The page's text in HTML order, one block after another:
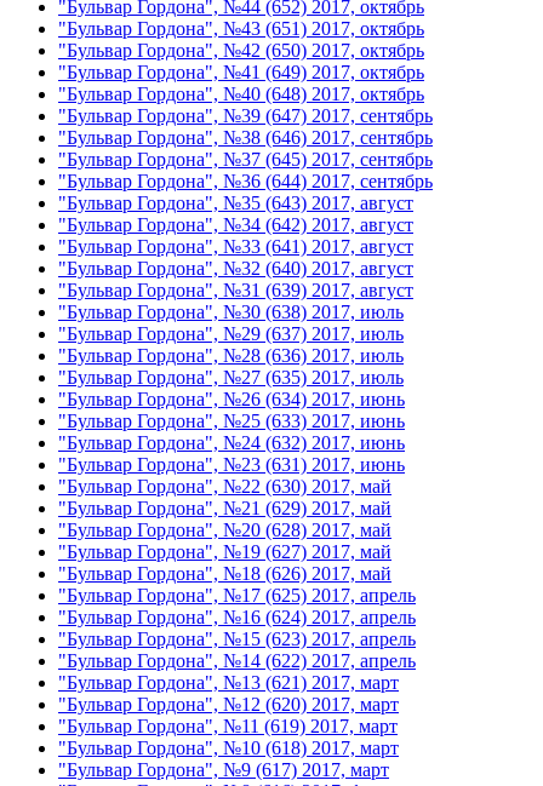
"Бульвар Гордона", №44 (652) 2017, октябрь
"Бульвар Гордона", №43 (651) 2017, октябрь
"Бульвар Гордона", №42 (650) 2017, октябрь
"Бульвар Гордона", №41 (649) 2017, октябрь
"Бульвар Гордона", №40 (648) 2017, октябрь
"Бульвар Гордона", №39 (647) 2017, сентябрь
"Бульвар Гордона", №38 (646) 2017, сентябрь
"Бульвар Гордона", №37 (645) 2017, сентябрь
"Бульвар Гордона", №36 (644) 2017, сентябрь
"Бульвар Гордона", №35 (643) 2017, август
"Бульвар Гордона", №34 (642) 2017, август
"Бульвар Гордона", №33 (641) 2017, август
"Бульвар Гордона", №32 (640) 2017, август
"Бульвар Гордона", №31 (639) 2017, август
"Бульвар Гордона", №30 (638) 2017, июль
"Бульвар Гордона", №29 (637) 2017, июль
"Бульвар Гордона", №28 (636) 2017, июль
"Бульвар Гордона", №27 (635) 2017, июль
"Бульвар Гордона", №26 (634) 2017, июнь
"Бульвар Гордона", №25 (633) 2017, июнь
"Бульвар Гордона", №24 (632) 2017, июнь
"Бульвар Гордона", №23 (631) 2017, июнь
"Бульвар Гордона", №22 (630) 2017, май
"Бульвар Гордона", №21 (629) 2017, май
"Бульвар Гордона", №20 (628) 2017, май
"Бульвар Гордона", №19 (627) 2017, май
"Бульвар Гордона", №18 (626) 2017, май
"Бульвар Гордона", №17 (625) 2017, апрель
"Бульвар Гордона", №16 (624) 2017, апрель
"Бульвар Гордона", №15 (623) 2017, апрель
"Бульвар Гордона", №14 (622) 2017, апрель
"Бульвар Гордона", №13 (621) 2017, март
"Бульвар Гордона", №12 (620) 2017, март
"Бульвар Гордона", №11 (619) 2017, март
"Бульвар Гордона", №10 (618) 2017, март
"Бульвар Гордона", №9 (617) 2017, март